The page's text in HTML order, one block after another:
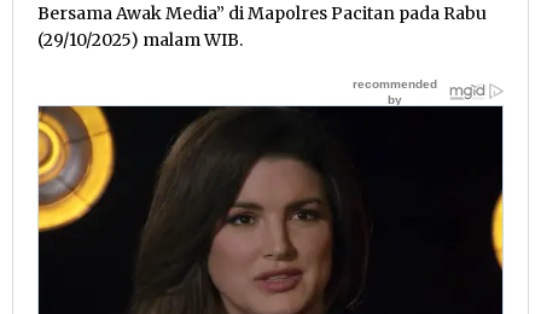
Bersama Awak Media” di Mapolres Pacitan pada Rabu
(29/10/2025) malam WIB.